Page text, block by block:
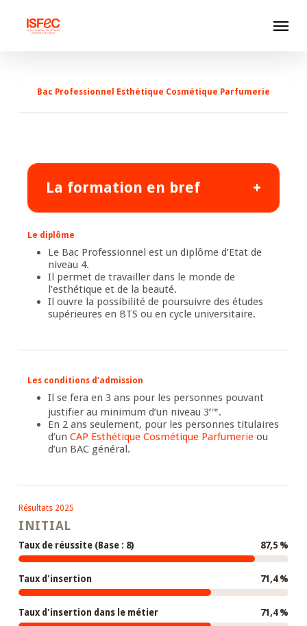
Bac Professionnel Esthétique Cosmétique Parfumerie
La formation en bref
Le diplôme
Le Bac Professionnel est un diplôme d’Etat de
niveau 4.
Il permet de travailler dans le monde de
l’esthétique et de la beauté.
Il ouvre la possibilité de poursuivre des études
supérieures en BTS ou en cycle universitaire.
Les conditions d’admission
Il se fera en 3 ans pour les personnes pouvant
justifier au minimum d’un niveau 3ème .
En 2 ans seulement, pour les personnes titulaires
d’unCAP Esthétique Cosmétique Parfumerie ou
d’un BAC général.
Résultats 2025
INITIAL
Taux de réussite (Base : 8) 87,5 %
Taux d'insertion 71,4 %
Taux d'insertion dans le métier 71,4 %